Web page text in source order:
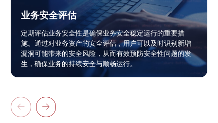
业务安全评估
定期评估业务安全性是确保业务安全稳定运行的重要措
施。通过对业务资产的安全评估，用户可以及时识别新增
漏洞可能带来的安全风险，从而有效预防安全性问题的发
生，确保业务的持续安全与顺畅运行。
 